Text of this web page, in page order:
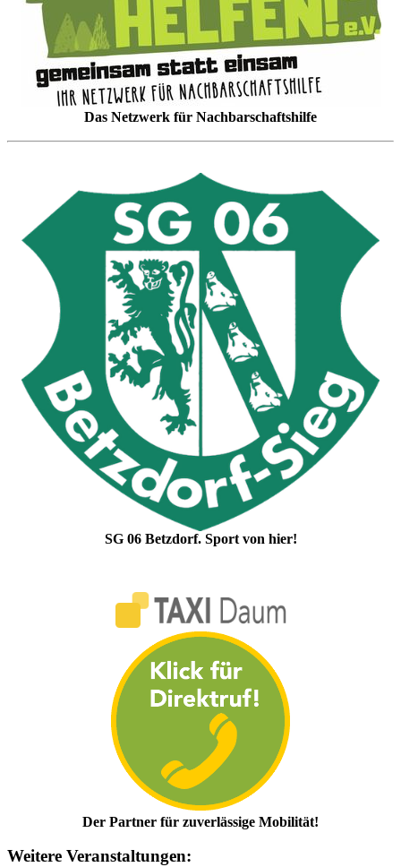
Das Netzwerk für Nachbarschaftshilfe
SG 06 Betzdorf. Sport von hier!
Der Partner für zuverlässige Mobilität!
Weitere Veranstaltungen: